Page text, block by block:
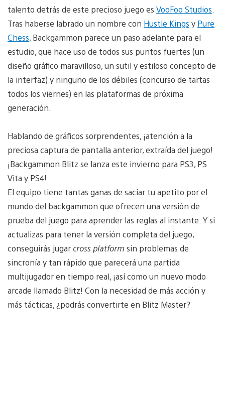
talento detrás de este precioso juego es VooFoo Studios
Tras haberse labrado un nombre con Hustle Kings y Pure
Chess, Backgammon parece un paso adelante para el
estudio, que hace uso de todos sus puntos fuertes (un
diseño gráfico maravilloso, un sutil y estiloso concepto de
la interfaz) y ninguno de los débiles (concurso de tartas
todos los viernes) en las plataformas de próxima
generación.
Hablando de gráficos sorprendentes, ¡atención a la
preciosa captura de pantalla anterior, extraída del juego!
¡Backgammon Blitz se lanza este invierno para PS3, PS
Vita y PS4!
El equipo tiene tantas ganas de saciar tu apetito por el
mundo del backgammon que ofrecen una versión de
prueba del juego para aprender las reglas al instante. Y si
actualizas para tener la versión completa del juego,
conseguirás jugar cross platform sin problemas de
sincronía y tan rápido que parecerá una partida
multijugador en tiempo real, ¡así como un nuevo modo
arcade llamado Blitz! Con la necesidad de más acción y
más tácticas, ¿podrás convertirte en Blitz Master?